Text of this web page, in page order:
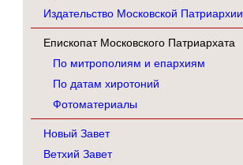
Издательство Московской Патриархии
Епископат Московского Патриархата
По митрополиям и епархиям
По датам хиротоний
Фотоматериалы
Новый Завет
Ветхий Завет